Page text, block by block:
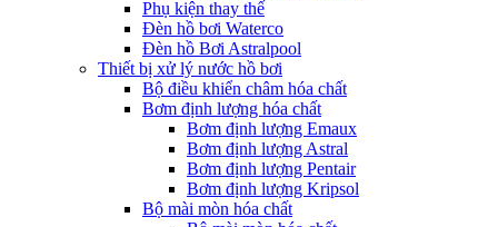
Phụ kiện thay thế
Đèn hồ bơi Waterco
Đèn hồ Bơi Astralpool
Thiết bị xử lý nước hồ bơi
Bộ điều khiển châm hóa chất
Bơm định lượng hóa chất
Bơm định lượng Emaux
Bơm định lượng Astral
Bơm định lượng Pentair
Bơm định lượng Kripsol
Bộ mài mòn hóa chất